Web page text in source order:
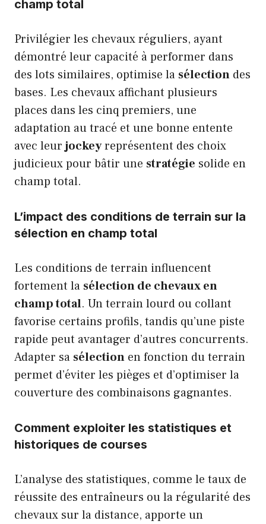
champ total
Privilégier les chevaux réguliers, ayant
démontré leur capacité à performer dans
des lots similaires, optimise la sélection des
bases. Les chevaux affichant plusieurs
places dans les cinq premiers, une
adaptation au tracé et une bonne entente
avec leurjockeyreprésentent des choix
judicieux pour bâtir une stratégie solide en
champ total.
L’impact des conditions de terrain sur la
sélection en champ total
Les conditions de terrain influencent
fortement la sélection de chevaux en
champ total. Un terrain lourd ou collant
favorise certains profils, tandis qu’une piste
rapide peut avantager d’autres concurrents.
Adapter sa sélection en fonction du terrain
permet d’éviter les pièges et d’optimiser la
couverture des combinaisons gagnantes.
Comment exploiter les statistiques et
historiques de courses
L’analyse des statistiques, comme le taux de
réussite des entraîneurs ou la régularité des
chevaux sur la distance, apporte un